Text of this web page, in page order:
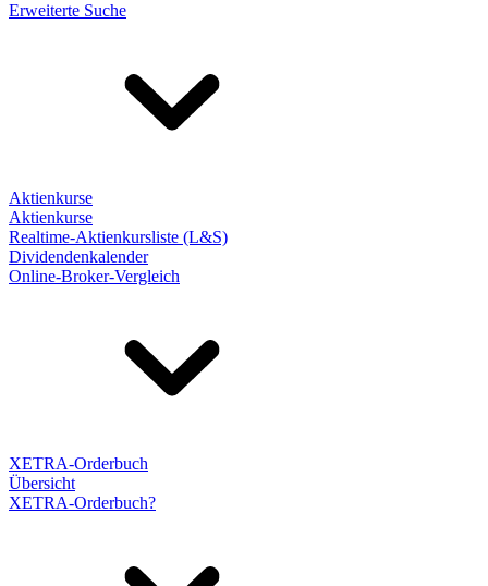
Erweiterte Suche
Aktienkurse
Aktienkurse
Realtime-Aktienkursliste (L&S)
Dividendenkalender
Online-Broker-Vergleich
XETRA-Orderbuch
Übersicht
XETRA-Orderbuch?